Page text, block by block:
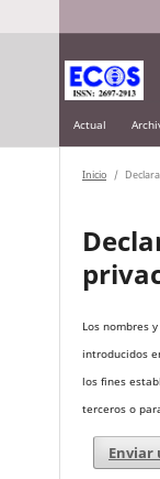
Actual
Inicio /
Los nombres
introducidos
los fines
terceros o